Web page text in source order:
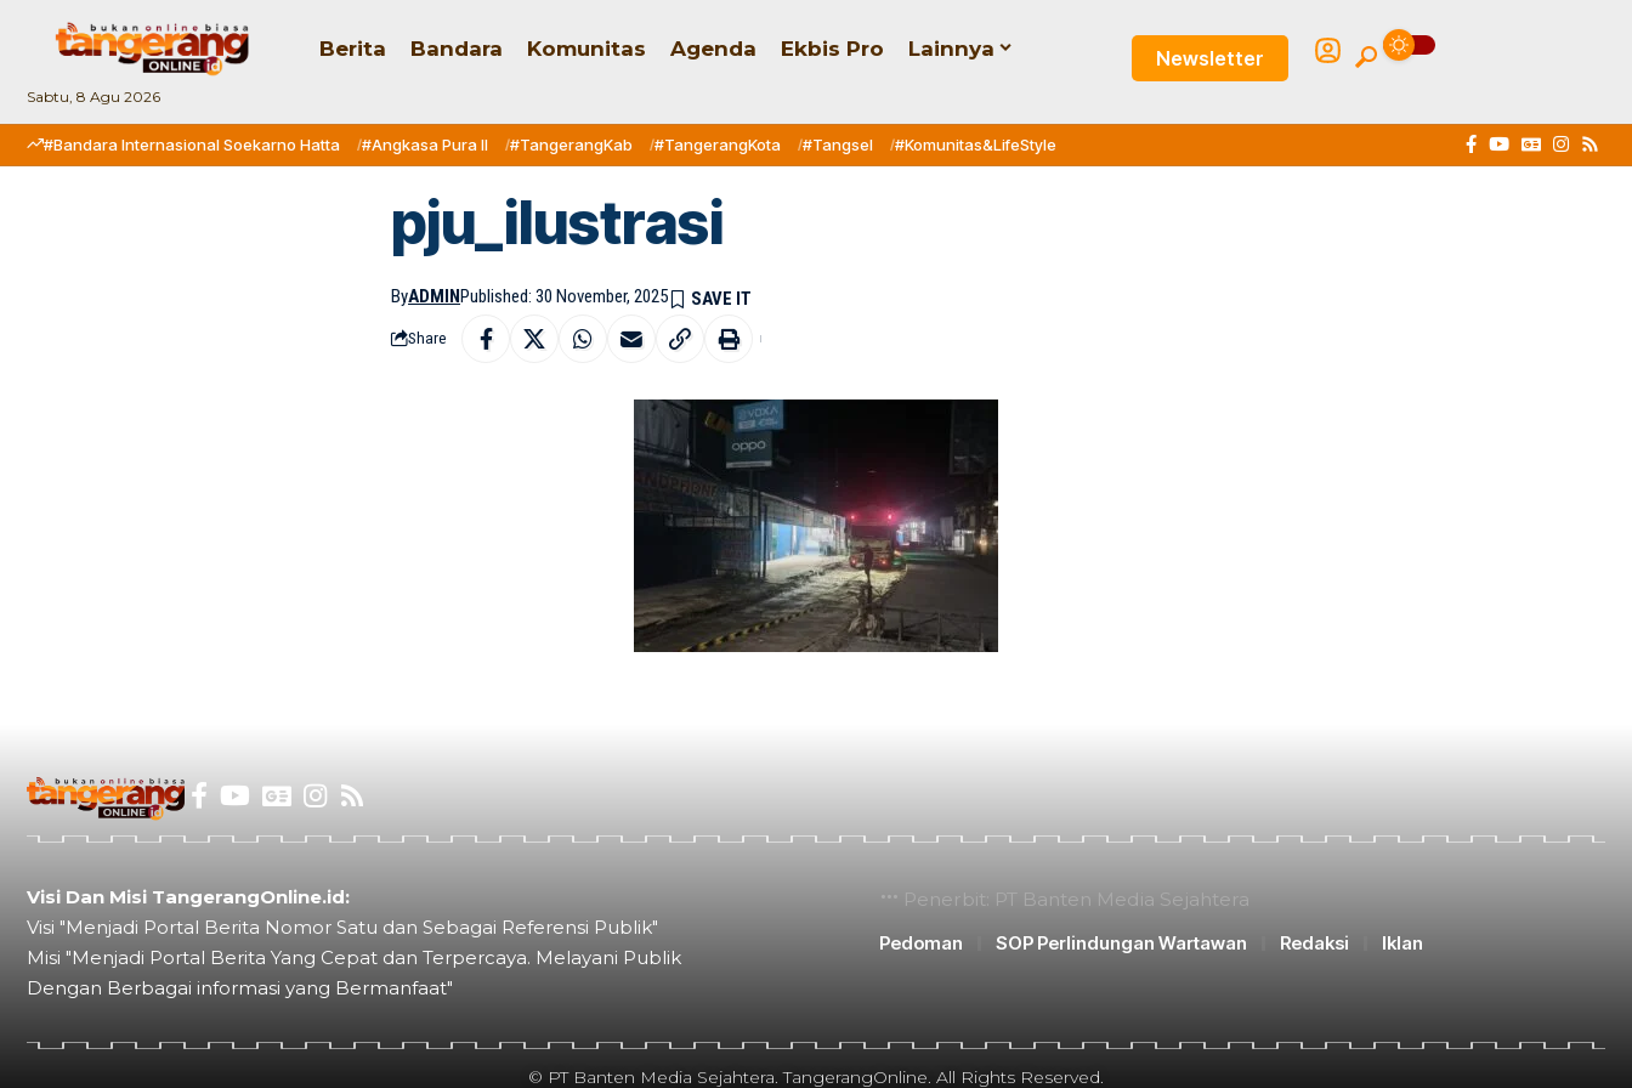
Sabtu, 8 Agu 2026
Berita Bandara Komunitas Agenda Ekbis Pro Lainnya Newsletter
#Bandara Internasional Soekarno Hatta #Angkasa Pura II #TangerangKab #TangerangKota #Tangsel #Komunitas&LifeStyle
pju_ilustrasi
ByADMINPublished: 30 November, 2025
Share
Visi Dan Misi TangerangOnline.id:
Visi "Menjadi Portal Berita Nomor Satu dan Sebagai Referensi Publik"
Misi "Menjadi Portal Berita Yang Cepat dan Terpercaya. Melayani Publik
Dengan Berbagai informasi yang Bermanfaat"
Penerbit: PT Banten Media Sejahtera
Pedoman
SOP Perlindungan Wartawan Redaksi Iklan
© PT Banten Media Sejahtera. TangerangOnline. All Rights Reserved.